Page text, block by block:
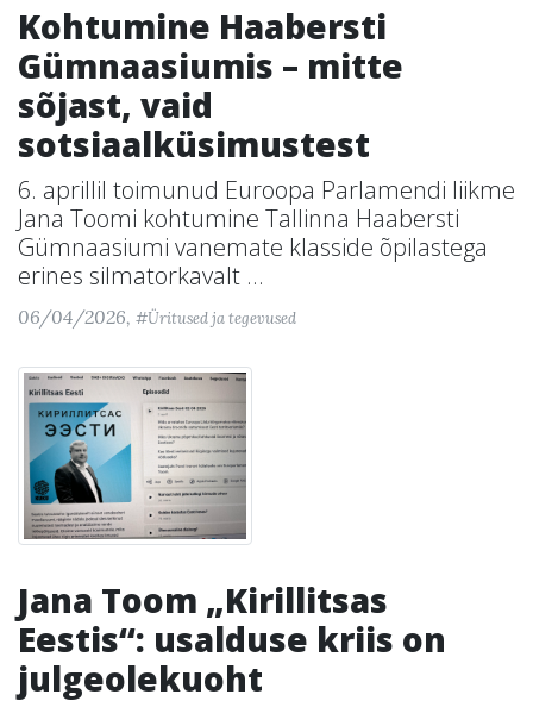
Kohtumine Haabersti
Gümnaasiumis – mitte
sõjast, vaid
sotsiaalküsimustest
6. aprillil toimunud Euroopa Parlamendi liikme
Jana Toomi kohtumine Tallinna Haabersti
Gümnaasiumi vanemate klasside õpilastega
erines silmatorkavalt ...
06/04/2026, #Üritused ja tegevused
Jana Toom „Kirillitsas
Eestis“: usalduse kriis on
julgeolekuoht